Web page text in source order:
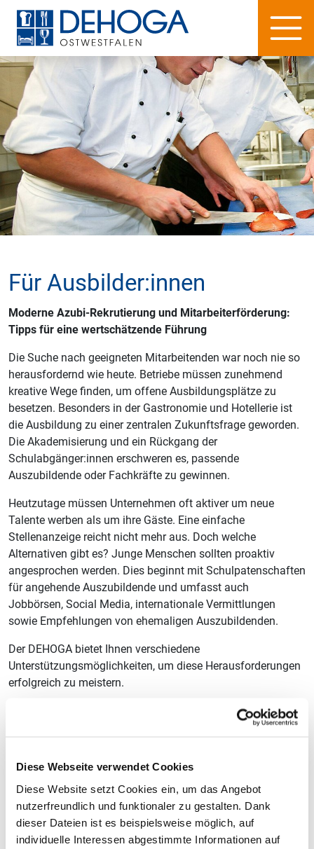
Diese Webseite verwendet Cookies
Diese Website setzt Cookies ein, um das Angebot
nutzerfreundlich und funktionaler zu gestalten. Dank
dieser Dateien ist es beispielsweise möglich, auf
individuelle Interessen abgestimmte Informationen auf
Für Ausbilder:innen
Moderne Azubi-Rekrutierung und Mitarbeiterförderung:
Tipps für eine wertschätzende Führung
Die Suche nach geeigneten Mitarbeitenden war noch nie so
herausfordernd wie heute. Betriebe müssen zunehmend
kreative Wege finden, um offene Ausbildungsplätze zu
besetzen. Besonders in der Gastronomie und Hotellerie ist
die Ausbildung zu einer zentralen Zukunftsfrage geworden.
Die Akademisierung und ein Rückgang der
Schulabgänger:innen erschweren es, passende
Auszubildende oder Fachkräfte zu gewinnen.
Heutzutage müssen Unternehmen oft aktiver um neue
Talente werben als um ihre Gäste. Eine einfache
Stellenanzeige reicht nicht mehr aus. Doch welche
Alternativen gibt es? Junge Menschen sollten proaktiv
angesprochen werden. Dies beginnt mit Schulpatenschaften
für angehende Auszubildende und umfasst auch
Jobbörsen, Social Media, internationale Vermittlungen
sowie Empfehlungen von ehemaligen Auszubildenden.
Der DEHOGA bietet Ihnen verschiedene
Unterstützungsmöglichkeiten, um diese Herausforderungen
erfolgreich zu meistern.